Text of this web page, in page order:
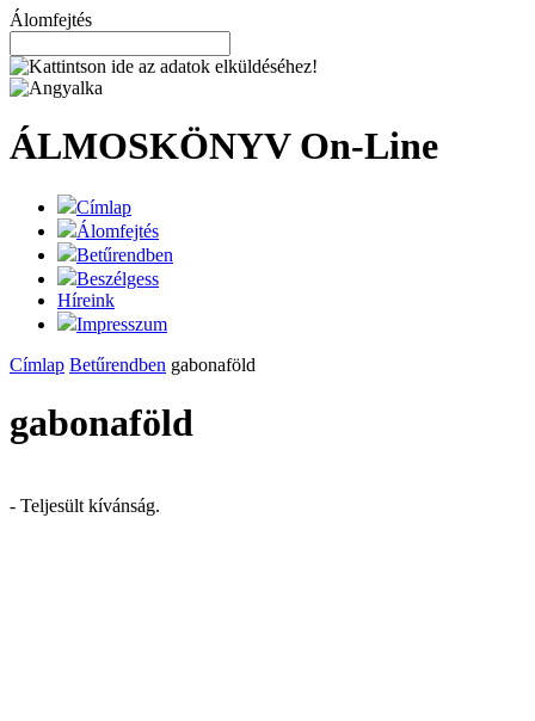
Álomfejtés
ÁLMOSKÖNYV On-Line
Címlap
Álomfejtés
Betűrendben
Beszélgess
Híreink
Impresszum
Címlap Betűrendben gabonaföld
gabonaföld
- Teljesült kívánság.